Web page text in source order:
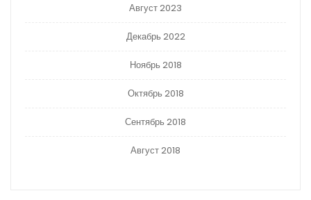
Август 2023
Декабрь 2022
Ноябрь 2018
Октябрь 2018
Сентябрь 2018
Август 2018